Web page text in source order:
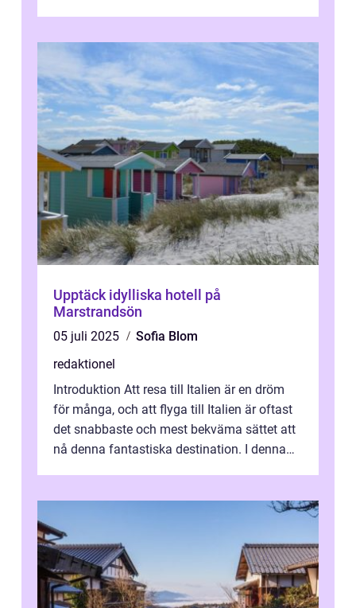
Upptäck idylliska hotell på
Marstrandsön
05 juli 2025
Sofia Blom
redaktionel
Introduktion Att resa till Italien är en dröm
för många, och att flyga till Italien är oftast
det snabbaste och mest bekväma sättet att
nå denna fantastiska destination. I denna